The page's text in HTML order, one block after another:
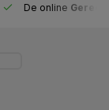
De online